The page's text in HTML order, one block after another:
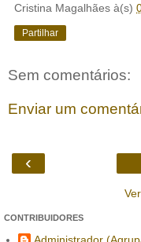
Cristina Magalhães à(s)
Partilhar
Sem comentários:
Enviar um
‹
CONTRIBUIDORES